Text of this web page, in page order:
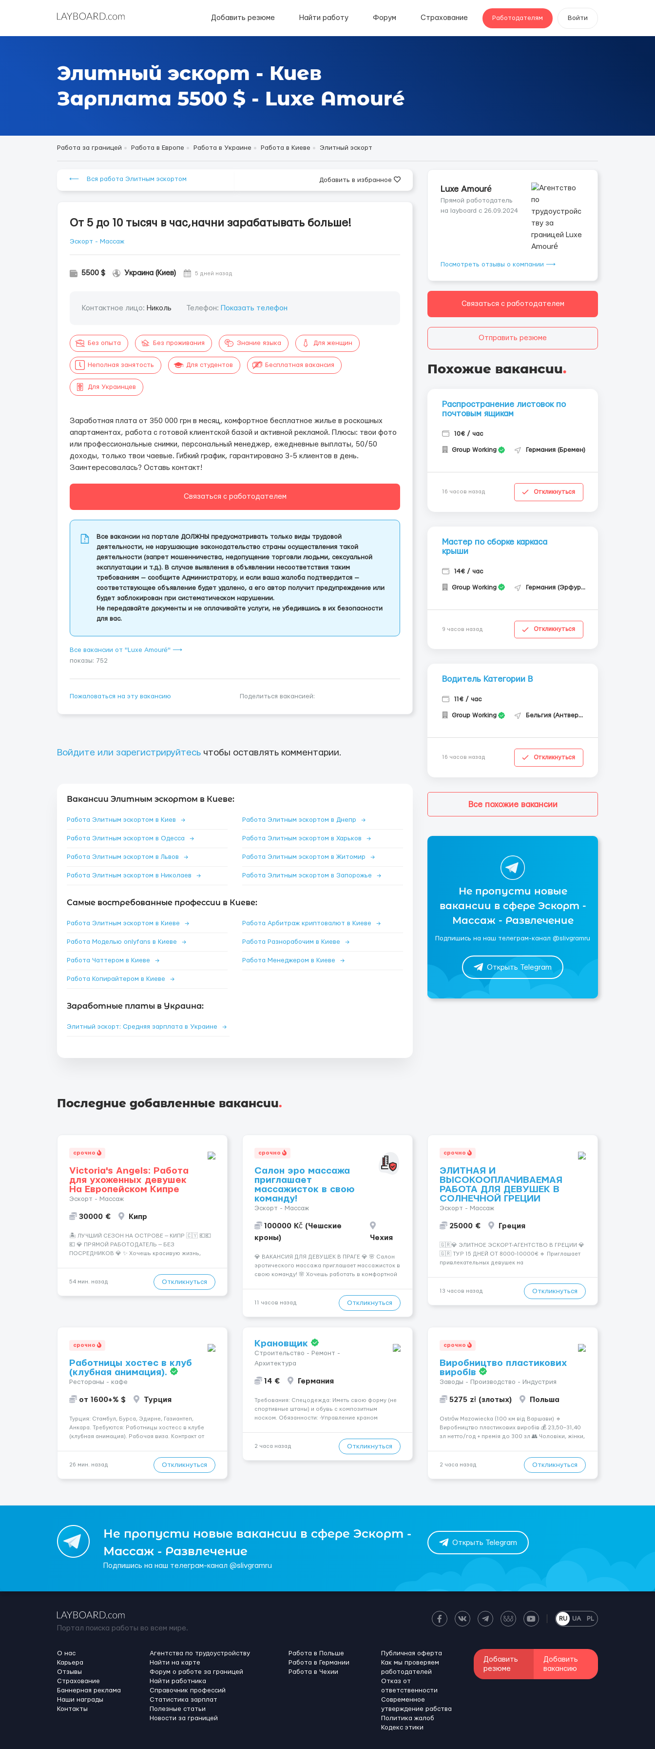
Добавить резюме Найти работу Форум Страхование Работодателям Войти
Элитный эскорт - Киев
Зарплата 5500 $ - Luxe Amouré
Работа за границей Работа в Европе Работа в Украине Работа в Киеве Элитный эскорт
⟵ Вся работа Элитным эскортом Добавить в избранное
От 5 до 10 тысяч в час,начни зарабатывать больше!
Эскорт - Массаж
5500 $ Украина (Киев) 5 дней назад
Контактное лицо: Николь Телефон: Показать телефон
Без опыта Без проживания Знание языка Для женщин
Неполная занятость Для студентов Бесплатная вакансия
Для Украинцев
Заработная плата от 350 000 грн в месяц, комфортное бесплатное жилье в роскошных
апартаментах, работа с готовой клиентской базой и активной рекламой. Плюсы: твои фото
или профессиональные снимки, персональный менеджер, ежедневные выплаты, 50/50
доходы, только твои чаевые. Гибкий график, гарантировано 3-5 клиентов в день.
Заинтересовалась? Оставь контакт!
Связаться с работодателем
Все вакансии на портале ДОЛЖНЫ предусматривать только виды трудовой
деятельности, не нарушающие законодательство страны осуществления такой
деятельности (запрет мошенничества, недопущение торговли людьми, сексуальной
эксплуатации и т.д.). В случае выявления в объявлении несоответствия таким
требованиям — сообщите Администратору, и если ваша жалоба подтвердится —
соответствующее объявление будет удалено, а его автор получит предупреждение или
будет заблокирован при систематическом нарушении.
Не передавайте документы и не оплачивайте услуги, не убедившись в их безопасности
для вас.
Все вакансии от "Luxe Amouré" ⟶
показы: 752
Пожаловаться на эту вакансию Поделиться вакансией:
Войдите или зарегистрируйтесь чтобы оставлять комментарии.
Вакансии Элитным эскортом в Киеве:
Работа Элитным эскортом в Киев → Работа Элитным эскортом в Днепр →
Работа Элитным эскортом в Одесса → Работа Элитным эскортом в Харьков →
Работа Элитным эскортом в Львов → Работа Элитным эскортом в Житомир →
Работа Элитным эскортом в Николаев → Работа Элитным эскортом в Запорожье →
Самые востребованные профессии в Киеве:
Работа Элитным эскортом в Киеве → Работа Арбитраж криптовалют в Киеве →
Работа Моделью onlyfans в Киеве → Работа Разнорабочим в Киеве →
Работа Чаттером в Киеве → Работа Менеджером в Киеве →
Работа Копирайтером в Киеве →
Заработные платы в Украина:
Элитный эскорт: Средняя зарплата в Украине →
Luxe Amouré
Прямой работодатель
на layboard с 26.09.2024
Посмотреть отзывы о компании ⟶
Связаться с работодателем
Отправить резюме
Похожие вакансии.
Распространение листовок по
почтовым ящикам
10€ / час
Group Working Германия (Бремен)
16 часов назад Откликнуться
Мастер по сборке каркаса
крыши
14€ / час
Group Working Германия (Эрфурт)
9 часов назад Откликнуться
Водитель Категории В
11€ / час
Group Working Бельгия (Антверпен)
16 часов назад Откликнуться
Все похожие вакансии
Не пропусти новые
вакансии в сфере Эскорт -
Массаж - Развлечение
Подпишись на наш телеграм-канал @slivgramru
Открыть Telegram
Последние добавленные вакансии.
срочно
Victoria's Angels: Работа
для ухоженных девушек
На Европейском Кипре
Эскорт - Массаж
30000 € Кипр
🏝️ ЛУЧШИЙ СЕЗОН НА ОСТРОВЕ — КИПР 🇨🇾 💶💶
💶 💎 ПРЯМОЙ РАБОТОДАТЕЛЬ — БЕЗ
ПОСРЕДНИКОВ 💎 ✨ Хочешь красивую жизнь,
— Опытная команда с годами практики —
Стабильный поток клиентов (без ...
54 мин. назад Откликнуться
срочно
Салон эро массажа
приглашает
массажисток в свою
команду!
Эскорт - Массаж
100000 Kč (Чешские
кроны)
Чехия
💎 ВАКАНСИЯ ДЛЯ ДЕВУШЕК В ПРАГЕ 💎 🌸 Салон
эротического массажа приглашает массажисток в
свою команду! 🌸 Хочешь работать в комфортной
мы ждём именно тебя! 💆‍♀️✨ 💰 ЧТО МЫ ПРЕДЛАГАЕМ:
11 часов назад Откликнуться
срочно
ЭЛИТНАЯ И
ВЫСОКООПЛАЧИВАЕМАЯ
РАБОТА ДЛЯ ДЕВУШЕК В
СОЛНЕЧНОЙ ГРЕЦИИ
Эскорт - Массаж
25000 € Греция
🇬🇷💎 ЭЛИТНОЕ ЭСКОРТ-АГЕНТСТВО В ГРЕЦИИ 💎
🇬🇷 ТУР 15 ДНЕЙ ОТ 8000-10000€ 🔹 Приглашает
привлекательных девушек на
хорошие деньги 💶 — это предложение для тебя! 🔹
13 часов назад Откликнуться
срочно
Работницы хостес в клуб
(клубная анимация).
Рестораны - кафе
от 1600+% $ Турция
Турция: Стамбул, Бурса, Эдирне, Газиантеп,
Анкара. Требуются: Работницы хостесc в клубе
(клубная анимация). Рабочая виза. Контракт от
зарплата + %. Легально. Безопасно.
26 мин. назад Откликнуться
Крановщик
Строительство - Ремонт -
Архитектура
14 € Германия
Требования: Спецодежда: Иметь свою форму (не
спортивные штаны) и обувь с композитным
носком. Обязанности: -Управление краном
инструкций по безопасности. -Опыт управления
различными типами кранов (моб...
2 часа назад Откликнуться
срочно
Виробництво пластикових
виробів
Заводы - Производство - Индустрия
5275 zł (злотых) Польша
Ostrów Mazowiecka (100 км від Варшави) 🔹
Виробництво пластикових виробів 💰 23,50–31,40
зл нетто/год + премія до 300 зл 👥 Чоловіки, жінки,
— 400 зл. 📦 Обов...
2 часа назад Откликнуться
Не пропусти новые вакансии в сфере Эскорт -
Массаж - Развлечение
Подпишись на наш телеграм-канал @slivgramru
Открыть Telegram
Портал поиска работы во всем мире.
RU UA PL
О нас
Карьера
Отзывы
Страхование
Баннерная реклама
Наши награды
Контакты
Агентства по трудоустройству
Найти на карте
Форум о работе за границей
Найти работника
Справочник профессий
Статистика зарплат
Полезные статьи
Новости за границей
Работа в Польше
Работа в Германии
Работа в Чехии
Публичная оферта
Как мы проверяем
работодателей
Отказ от
ответственности
Современное
утверждение рабства
Политика жалоб
Кодекс этики
Добавить
резюме
Добавить
вакансию